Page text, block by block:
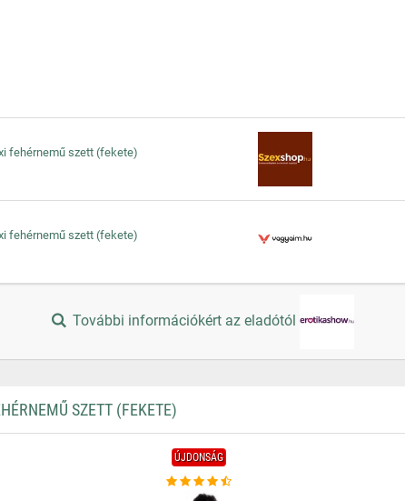
fehérnemű szett (fekete)
fehérnemű szett (fekete)
További információkért az eladótól
SZETT (FEKETE)
ÚJDONSÁG